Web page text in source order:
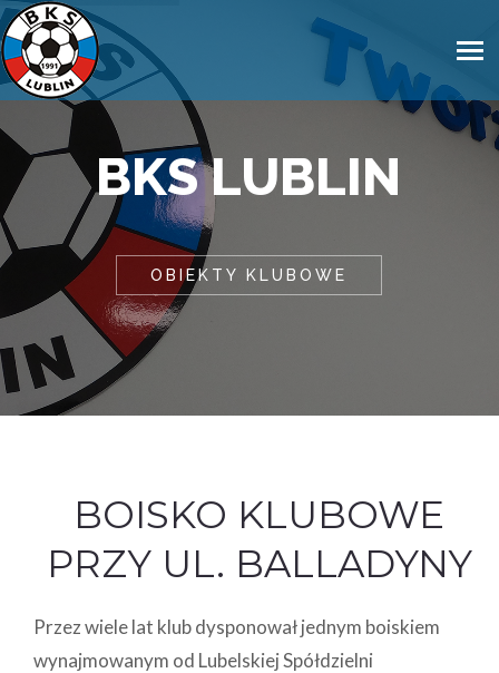
BKS LUBLIN
OBIEKTY KLUBOWE
BOISKO KLUBOWE
PRZY UL. BALLADYNY
Przez wiele lat klub dysponował jednym boiskiem
wynajmowanym od Lubelskiej Spółdzielni